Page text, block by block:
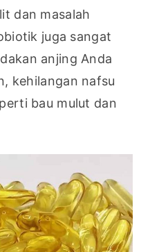
dan masalah
juga sangat
anjing Anda
kehilangan nafsu
bau mulut dan